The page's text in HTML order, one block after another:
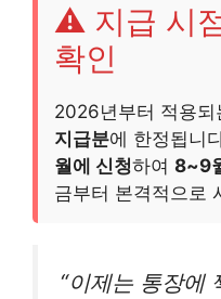
⚠️ 지급 시
확인
2026년부터 적용되
지급분에 한정됩니
월에 신청하여 8~9
금부터 본격적으로
“이제는 통장에